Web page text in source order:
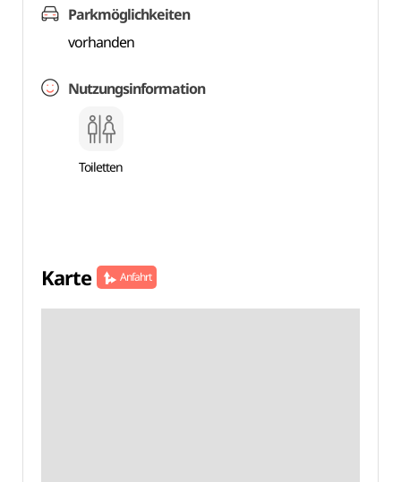
Parkmöglichkeiten
vorhanden
Nutzungsinformation
Toiletten
Karte Anfahrt